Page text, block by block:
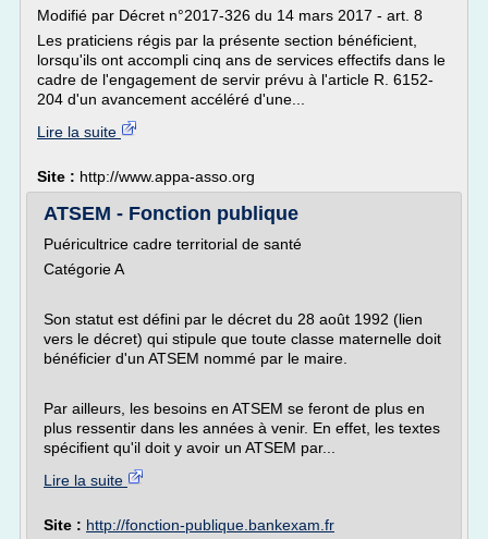
Modifié par Décret n°2017-326 du 14 mars 2017 - art. 8
Les praticiens régis par la présente section bénéficient,
lorsqu'ils ont accompli cinq ans de services effectifs dans le
cadre de l'engagement de servir prévu à l'article R. 6152-
204 d'un avancement accéléré d'une...
Lire la suite
Site : http://www.appa-asso.org
ATSEM - Fonction publique
Puéricultrice cadre territorial de santé
Catégorie A
Son statut est défini par le décret du 28 août 1992 (lien
vers le décret) qui stipule que toute classe maternelle doit
bénéficier d'un ATSEM nommé par le maire.
Par ailleurs, les besoins en ATSEM se feront de plus en
plus ressentir dans les années à venir. En effet, les textes
spécifient qu'il doit y avoir un ATSEM par...
Lire la suite
Site : http://fonction-publique.bankexam.fr